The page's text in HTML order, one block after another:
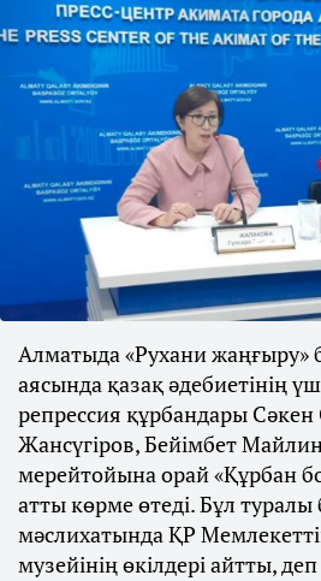
Алматыда «Рухани жаңғыру»
аясында қазақ әдебиетінің
репрессия құрбандары
Жансүгіров, Бейімбет
мерейтойына орай «Құрбан
атты көрме өтеді. Бұл туралы
мәслихатында ҚР
музейінің өкілдері айтты,